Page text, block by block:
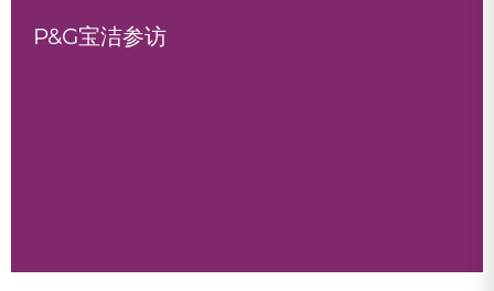
P&G宝洁参访